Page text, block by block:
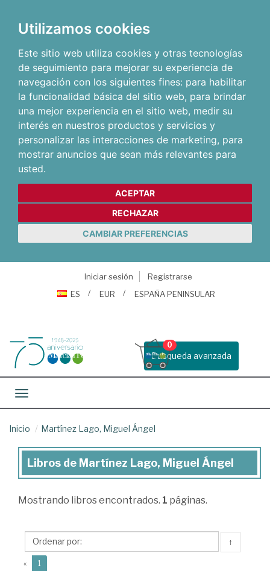
Utilizamos cookies
Este sitio web utiliza cookies y otras tecnologías
de seguimiento para mejorar su experiencia de
navegación con los siguientes fines: para habilitar
la funcionalidad básica del sitio web, para brindar
una mejor experiencia en el sitio web, medir su
interés en nuestros productos y servicios y
personalizar las interacciones de marketing, para
mostrar anuncios que sean más relevantes para
usted.
ACEPTAR
RECHAZAR
CAMBIAR PREFERENCIAS
Iniciar sesión
Registrarse
ES
EUR ESPAÑA PENINSULAR
Busqueda avanzada
0
Toggle navigation
Inicio Martínez Lago, Miguel Ángel
Libros
Martínez
Miguel
Ángel
Libros de Martínez Lago, Miguel Ángel
Mostrando libros encontrados. 1 páginas.
↑
« 1